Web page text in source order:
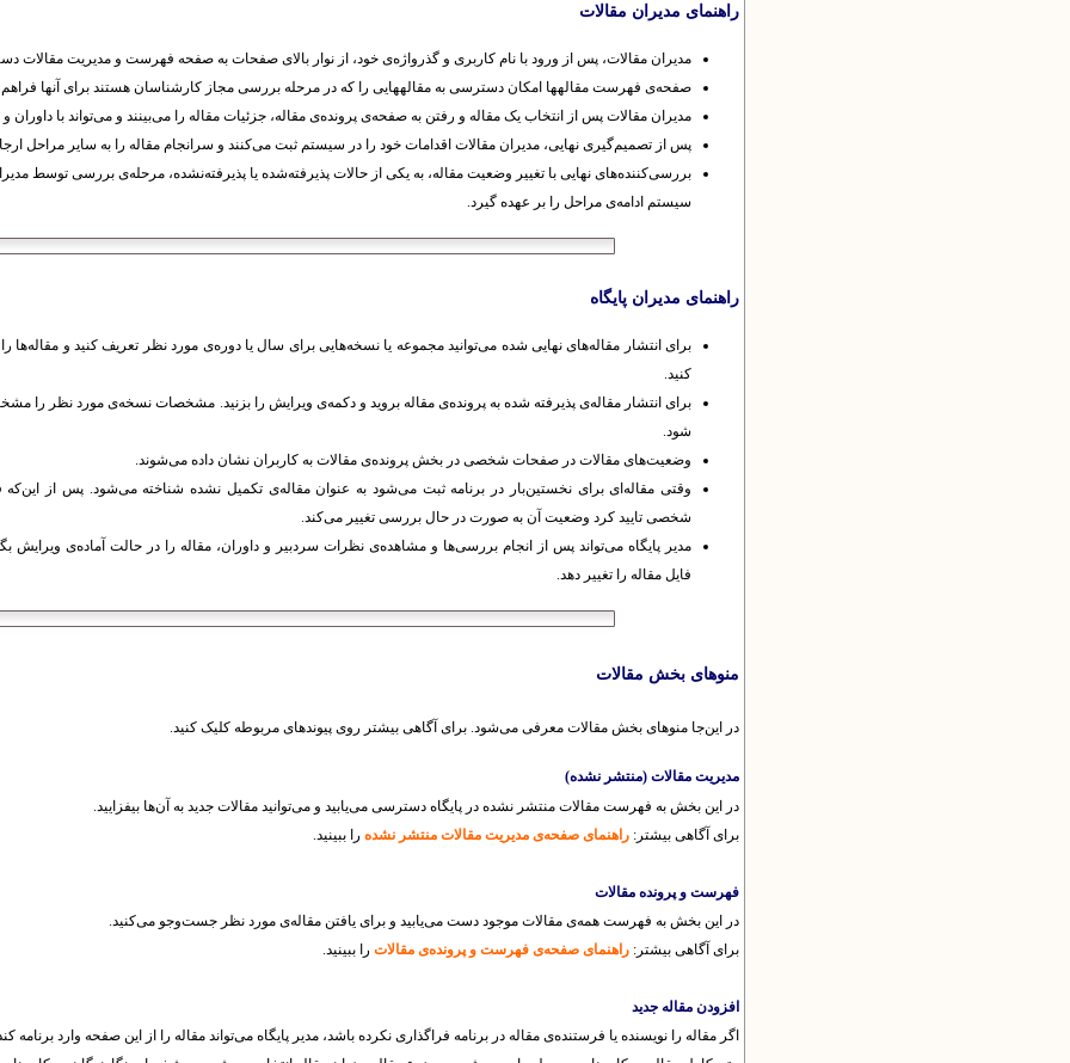
راهنمای مدیران مقالات
مدیران مقالات، پس از ورود با نام کاربری و گذرواژه‌ی خود، از نوار بالای صفحات به صفحه فهرست و مدیریت مقالات
صفحه‌ی فهرست مقاله​ها امکان دسترسی به مقاله​هایی را که در مرحله بررسی مجاز کارشناسان هستند برای آنها فراهم
مدیران مقالات پس از انتخاب یک مقاله و رفتن به صفحه‌ی پرونده‌ی مقاله، جزئیات مقاله را می‌بینند و می‌تواند با داوران
پس از تصمیم‌گیری نهایی، مدیران مقالات اقدامات خود را در سیستم ثبت می‌کنند و سرانجام مقاله را به سایر مراحل
بررسی‌کننده‌های نهایی با تغییر وضعیت مقاله، به یکی از حالات پذیرفته‌شده یا پذیرفته‌نشده، مرحله‌ی بررسی توسط
سیستم ادامه‌ی مراحل را بر عهده گیرد.
راهنمای مدیران پایگاه
برای انتشار مقاله‌های نهایی‌ شده می‌توانید مجموعه یا نسخه‌هایی برای سال یا دوره‌ی مورد نظر تعریف کنید و
کنید.
برای انتشار مقاله‌ی پذیرفته شده به پرونده‌ی مقاله بروید و دکمه‌ی ویرایش را بزنید. مشخصات نسخه‌ی مورد نظر را
شود.
وضعیت‌های مقالات در صفحات شخصی در بخش پرونده‌ی مقالات به کاربران نشان داده می‌شوند.
وقتی مقاله‌ای برای نخستین‌بار در برنامه ثبت می‌شود به عنوان مقاله‌ی تکمیل نشده شناخته می‌شود. پس از
شخصی تایید کرد وضعیت آن به صورت در حال بررسی تغییر می‌کند.
مدیر پایگاه می‌تواند پس از انجام بررسی‌ها و مشاهده‌ی نظرات سردبیر و داوران، مقاله را در حالت آماده‌ی ویرایش
فایل مقاله را تغییر دهد.
منوهای بخش مقالات
در این‌جا منوهای بخش مقالات معرفی می‌شود. برای آگاهی بیشتر روی پیوندهای مربوطه کلیک کنید.
مدیریت مقالات (منتشر نشده)
در این بخش به فهرست مقالات منتشر نشده در پایگاه دسترسی می‌یابید و می‌توانید مقالات جدید به آن‌ها بیفزایید.
برای آگاهی بیشتر: راهنمای صفحه‌ی مدیریت مقالات منتشر نشده را ببینید.
فهرست و پرونده مقالات
در این بخش به فهرست همه‌ی مقالات موجود دست می‌یابید و برای یافتن مقاله‌ی مورد نظر جست‌وجو می‌کنید.
برای آگاهی بیشتر: راهنمای صفحه‌ی فهرست و پرونده‌ی مقالات را ببینید.
افزودن مقاله جدید
اگر مقاله را نویسنده یا فرستنده‌ی مقاله در برنامه فراگذاری نکرده باشد، مدیر پایگاه می‌تواند مقاله را از این صفحه وارد برنامه